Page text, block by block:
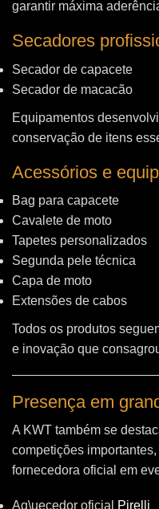
garantir máxima
Secadores
Secador de capacete
Secador de macacão
Equipamentos
conservação de itens
Acessórios e
Bag para capacete
Cavalete de moto
Tapetes personalizados
Segunda pele técnica
Capa de moto
Extensões de cabos
Todos os produtos
e inovação que
Presença em
A KWT também se
competições
fornecedora oficial em
Aq\uecedor oficial
Pirelli